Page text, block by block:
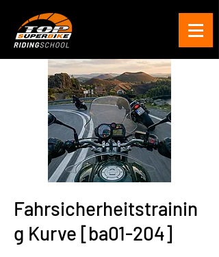
Fahrsicherheitstrainin
g Kurve [ba01-204]